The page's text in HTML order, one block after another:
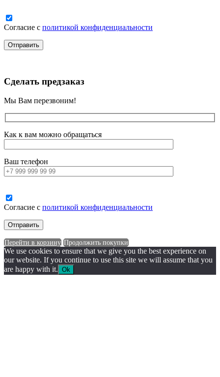
Согласие с политикой конфиденциальности
Сделать предзаказ
Мы Вам перезвоним!
Как к вам можно обращаться
Ваш телефон
Согласие с политикой конфиденциальности
Перейти в корзину Продолжить покупки
We use cookies to ensure that we give you the best experience on
our website. If you continue to use this site we will assume that you
are happy with it. Ok